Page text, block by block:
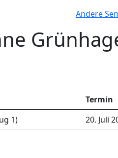
Andere
Termin
1)
20. Juli